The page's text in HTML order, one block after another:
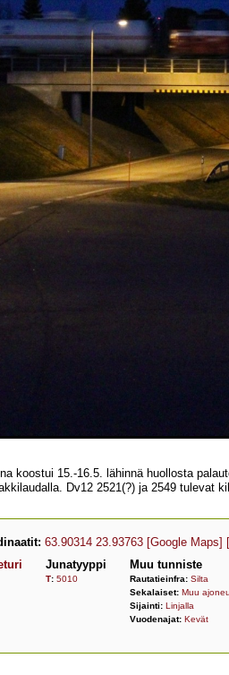
koostui 15.-16.5. lähinnä huollosta
Dv12 2521(?) ja 2549 tulevat
63.90314 23.93763 [Google Maps]
Junatyyppi
T: 5010
Muu tunniste
Rautatieinfra: Silta
Sekalaiset: Muu
Sijainti: Linjalla
Vuodenajat: Kevät